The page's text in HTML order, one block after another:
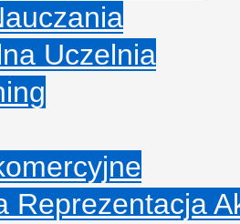
Uczelnia
Reprezentacja